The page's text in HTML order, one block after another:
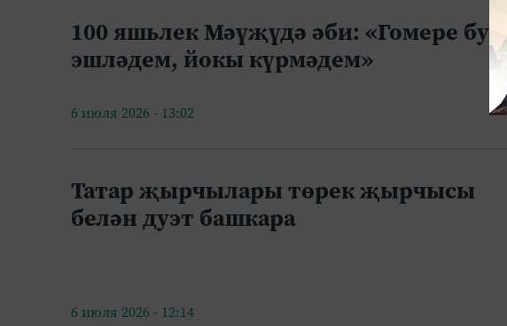
100 яшьлек Мәүҗүдә әби: «Гомере буе
эшләдем, йокы күрмәдем»
6 июля 2026 - 13:02
Татар җырчылары төрек җырчысы
белән дуэт башкара
6 июля 2026 - 12:14